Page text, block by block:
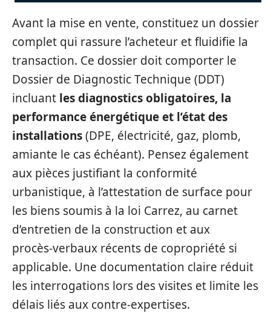
Avant la mise en vente, constituez un dossier
complet qui rassure l’acheteur et fluidifie la
transaction. Ce dossier doit comporter le
Dossier de Diagnostic Technique (DDT)
incluant les diagnostics obligatoires, la
performance énergétique et l’état des
installations(DPE, électricité, gaz, plomb,
amiante le cas échéant). Pensez également
aux pièces justifiant la conformité
urbanistique, à l’attestation de surface pour
les biens soumis à la loi Carrez, au carnet
d’entretien de la construction et aux
procès‑verbaux récents de copropriété si
applicable. Une documentation claire réduit
les interrogations lors des visites et limite les
délais liés aux contre‑expertises.